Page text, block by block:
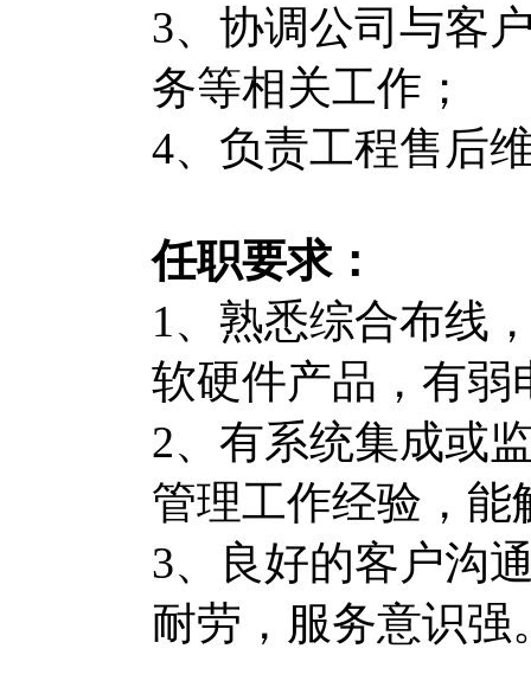
3、协调公司与客
务等相关工作；
4、负责工程售后
任职要求：
1、熟悉综合布线
软硬件产品，有弱
2、有系统集成或
管理工作经验，能
3、良好的客户沟
耐劳，服务意识强